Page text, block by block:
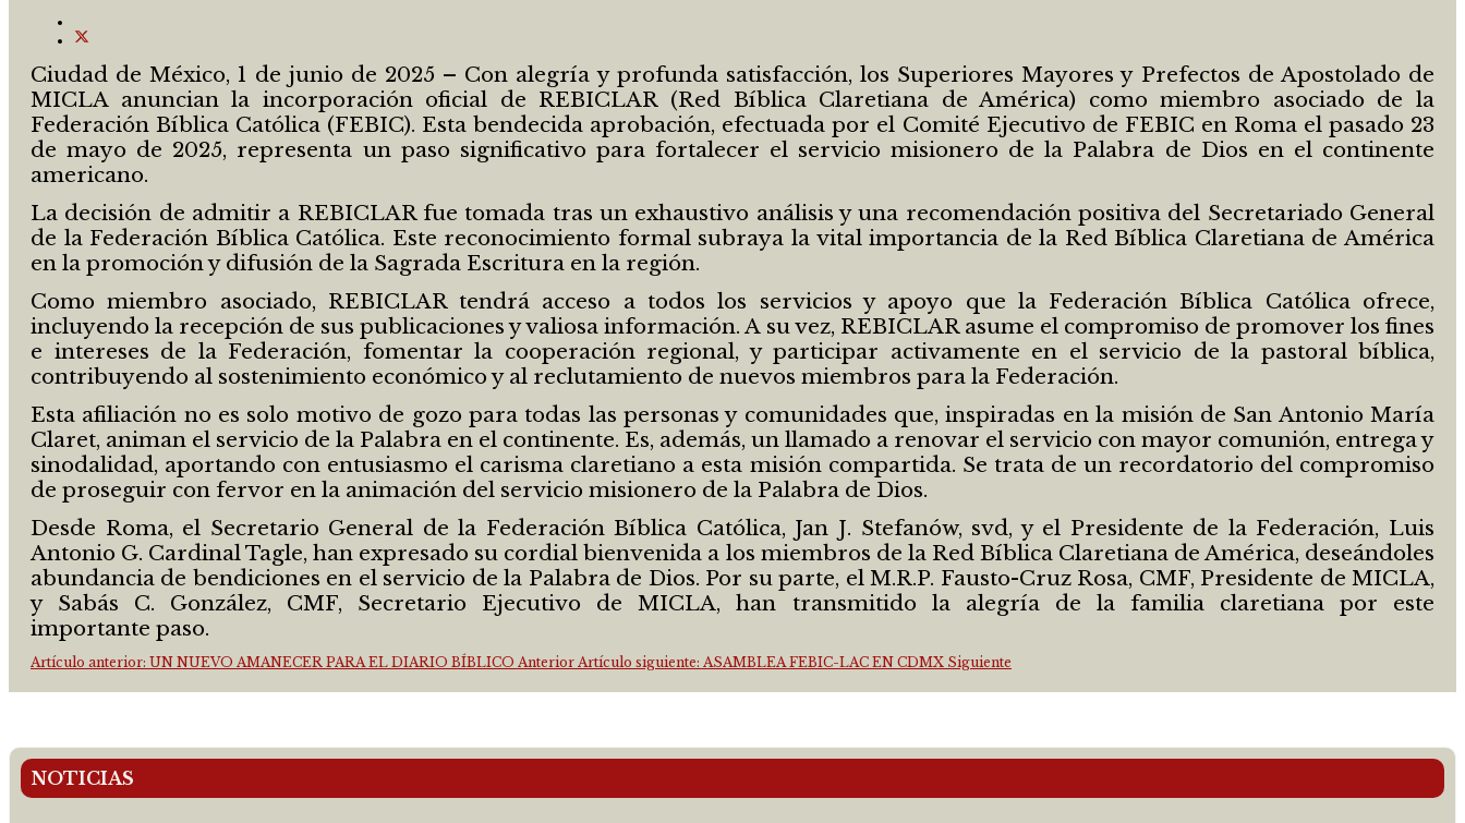
Ciudad de México, 1 de junio de 2025 – Con alegría y profunda satisfacción, los Superiores Mayores y Prefectos de Apostolado de
MICLA anuncian la incorporación oficial de REBICLAR (Red Bíblica Claretiana de América) como miembro asociado de la
Federación Bíblica Católica (FEBIC). Esta bendecida aprobación, efectuada por el Comité Ejecutivo de FEBIC en Roma el pasado 23
de mayo de 2025, representa un paso significativo para fortalecer el servicio misionero de la Palabra de Dios en el continente
americano.
La decisión de admitir a REBICLAR fue tomada tras un exhaustivo análisis y una recomendación positiva del Secretariado General
de la Federación Bíblica Católica. Este reconocimiento formal subraya la vital importancia de la Red Bíblica Claretiana de América
en la promoción y difusión de la Sagrada Escritura en la región.
Como miembro asociado, REBICLAR tendrá acceso a todos los servicios y apoyo que la Federación Bíblica Católica ofrece,
incluyendo la recepción de sus publicaciones y valiosa información. A su vez, REBICLAR asume el compromiso de promover los fines
e intereses de la Federación, fomentar la cooperación regional, y participar activamente en el servicio de la pastoral bíblica,
contribuyendo al sostenimiento económico y al reclutamiento de nuevos miembros para la Federación.
Esta afiliación no es solo motivo de gozo para todas las personas y comunidades que, inspiradas en la misión de San Antonio María
Claret, animan el servicio de la Palabra en el continente. Es, además, un llamado a renovar el servicio con mayor comunión, entrega y
sinodalidad, aportando con entusiasmo el carisma claretiano a esta misión compartida. Se trata de un recordatorio del compromiso
de proseguir con fervor en la animación del servicio misionero de la Palabra de Dios.
Desde Roma, el Secretario General de la Federación Bíblica Católica, Jan J. Stefanów, svd, y el Presidente de la Federación, Luis
Antonio G. Cardinal Tagle, han expresado su cordial bienvenida a los miembros de la Red Bíblica Claretiana de América, deseándoles
abundancia de bendiciones en el servicio de la Palabra de Dios. Por su parte, el M.R.P. Fausto-Cruz Rosa, CMF, Presidente de MICLA,
y Sabás C. González, CMF, Secretario Ejecutivo de MICLA, han transmitido la alegría de la familia claretiana por este
importante paso.
Artículo anterior: UN NUEVO AMANECER PARA EL DIARIO BÍBLICO Anterior Artículo siguiente: ASAMBLEA FEBIC-LAC EN CDMX Siguiente
NOTICIAS